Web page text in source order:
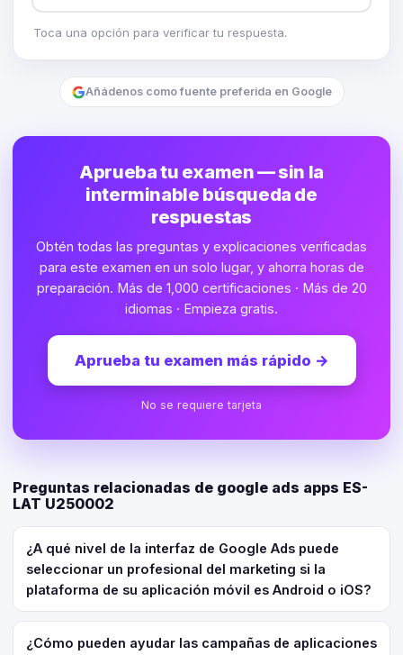
Toca una opción para verificar tu respuesta.
Añádenos como fuente preferida en Google
Aprueba tu examen — sin la
interminable búsqueda de
respuestas
Obtén todas las preguntas y explicaciones verificadas
para este examen en un solo lugar, y ahorra horas de
preparación. Más de 1,000 certificaciones · Más de 20
idiomas · Empieza gratis.
Aprueba tu examen más rápido →
No se requiere tarjeta
Preguntas relacionadas de google ads apps ES-
LAT U250002
¿A qué nivel de la interfaz de Google Ads puede
seleccionar un profesional del marketing si la
plataforma de su aplicación móvil es Android o iOS?
¿Cómo pueden ayudar las campañas de aplicaciones